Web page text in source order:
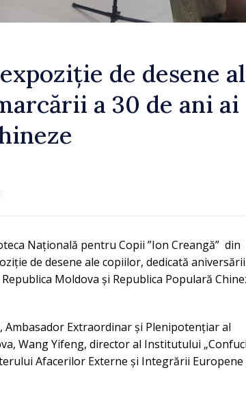
de desene
a 30 de ani ai
Națională pentru Copii ”Ion Creangă” din
de desene ale copiilor, dedicată
Moldova și Republica Populară
Ambasador Extraordinar și Plenipotențiar al
Wang Yifeng, director al Institutului
Afacerilor Externe și Integrării Europene